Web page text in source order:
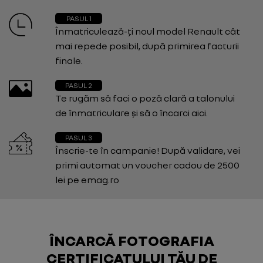
PASUL 1
Înmatriculează-ți noul model Renault cât
mai repede posibil, după primirea facturii
finale.
PASUL 2
Te rugăm să faci o poză clară a talonului
de înmatriculare și să o încarci aici.
PASUL 3
Înscrie-te în campanie! După validare, vei
primi automat un voucher cadou de 2500
lei pe emag.ro
ÎNCARCĂ FOTOGRAFIA
CERTIFICATULUI TĂU DE